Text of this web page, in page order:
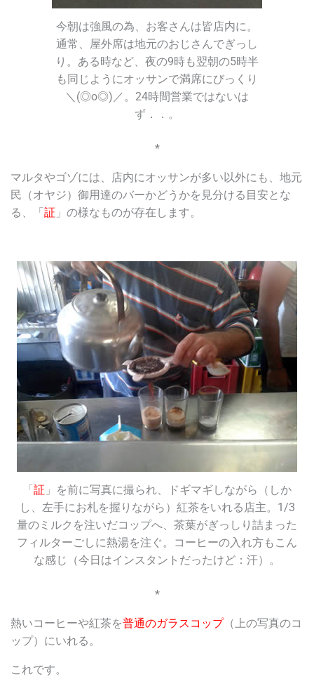
今朝は強風の為、お客さんは皆店内に。
通常、屋外席は地元のおじさんでぎっし
り。ある時など、夜の9時も翌朝の5時半
も同じようにオッサンで満席にびっくり
＼(◎o◎)／。24時間営業ではないは
ず．．。
*
マルタやゴゾには、店内にオッサンが多い以外にも、地元
民（オヤジ）御用達のバーかどうかを見分ける目安とな
る、「証 」の様なものが存在します。
「証 」を前に写真に撮られ、ドギマギしながら（しか
し、左手にお札を握りながら）紅茶をいれる店主。1/3
量のミルクを注いだコップへ、茶葉がぎっしり詰まった
フィルターごしに熱湯を注ぐ。コーヒーの入れ方もこん
な感じ（今日はインスタントだったけど：汗）。
*
熱いコーヒーや紅茶を普通のガラスコップ（上の写真のコ
ップ）にいれる。
これです。